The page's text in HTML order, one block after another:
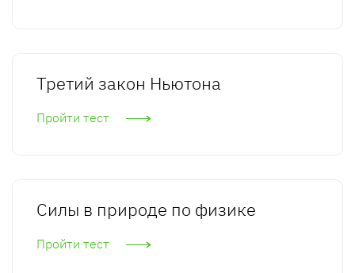
Третий закон Ньютона
Пройти тест
Силы в природе по физике
Пройти тест